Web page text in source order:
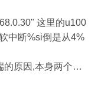
这里的u100
中断%si倒是从4%
原因,本身两个虚
本地网络.